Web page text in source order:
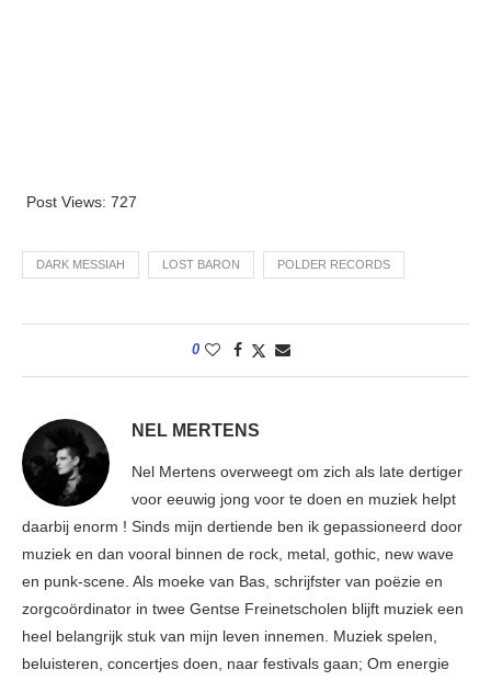
Post Views: 727
DARK MESSIAH LOST BARON POLDER RECORDS
0
NEL MERTENS
Nel Mertens overweegt om zich als late dertiger
voor eeuwig jong voor te doen en muziek helpt
daarbij enorm ! Sinds mijn dertiende ben ik gepassioneerd door
muziek en dan vooral binnen de rock, metal, gothic, new wave
en punk-scene. Als moeke van Bas, schrijfster van poëzie en
zorgcoördinator in twee Gentse Freinetscholen blijft muziek een
heel belangrijk stuk van mijn leven innemen. Muziek spelen,
beluisteren, concertjes doen, naar festivals gaan; Om energie